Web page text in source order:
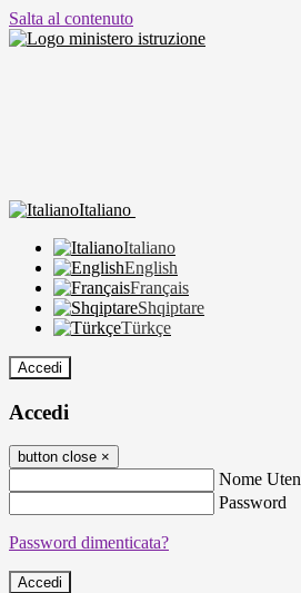
Salta al contenuto
Italiano
Italiano
English
Français
Shqiptare
Türkçe
Accedi
Accedi
button close ×
Nome
Password
Password dimenticata?